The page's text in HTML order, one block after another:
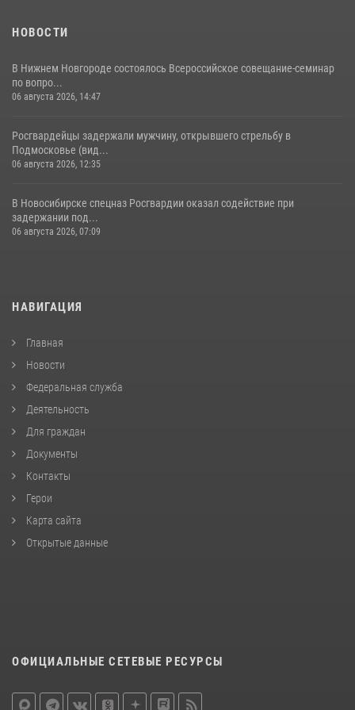
НОВОСТИ
В Нижнем Новгороде состоялось Всероссийское совещание-семинар
по вопро...
06 августа 2026, 14:47
Росгвардейцы задержали мужчину, открывшего стрельбу в
Подмосковье (вид...
06 августа 2026, 12:35
В Новосибирске спецназ Росгвардии оказал содействие при
задержании под...
06 августа 2026, 07:09
НАВИГАЦИЯ
Главная
Новости
Федеральная служба
Деятельность
Для граждан
Документы
Контакты
Герои
Карта сайта
Открытые данные
ОФИЦИАЛЬНЫЕ СЕТЕВЫЕ РЕСУРСЫ